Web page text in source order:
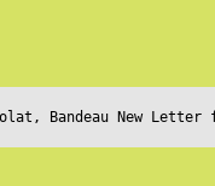
Bandeau New Letter